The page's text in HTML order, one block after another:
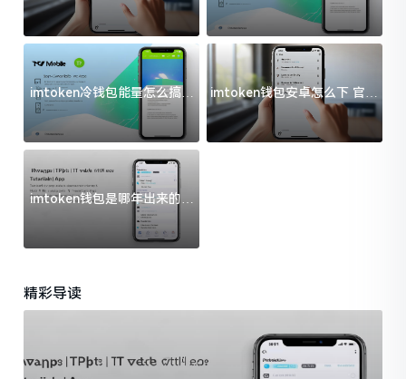
址？三步搞定不踩坑
几件事没处理好
imtoken冷钱包能量怎么搞？
过来人告诉你门道
imtoken钱包安卓怎么下 官方
渠道避坑指南
imtoken钱包是哪年出来的？
一文给你说清楚
精彩导读